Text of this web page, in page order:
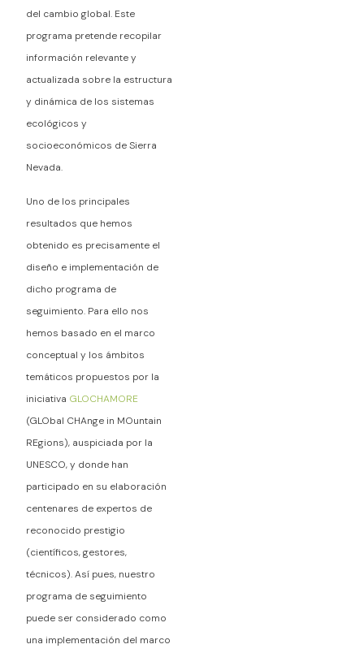
del cambio global. Este
programa pretende recopilar
información relevante y
actualizada sobre la estructura
y dinámica de los sistemas
ecológicos y
socioeconómicos de Sierra
Nevada.
Uno de los principales
resultados que hemos
obtenido es precisamente el
diseño e implementación de
dicho programa de
seguimiento. Para ello nos
hemos basado en el marco
conceptual y los ámbitos
temáticos propuestos por la
iniciativa GLOCHAMORE
(GLObal CHAnge in MOuntain
REgions), auspiciada por la
UNESCO, y donde han
participado en su elaboración
centenares de expertos de
reconocido prestigio
(científicos, gestores,
técnicos). Así pues, nuestro
programa de seguimiento
puede ser considerado como
una implementación del marco